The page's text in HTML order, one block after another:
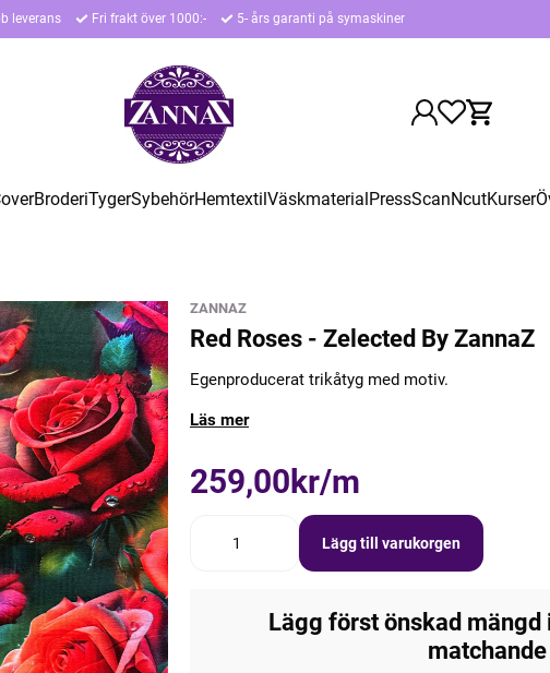
leverans Fri frakt över 1000:- 5- års garanti på symaskiner
BroderiTygerSybehörHemtextilVäskmaterialPressScanNcutKurser
ZANNAZ
Red Roses - Zelected By ZannaZ
Egenproducerat trikåtyg med motiv.
Läs mer
259,00kr/m
Lägg till varukorgen
Lägg först önskad